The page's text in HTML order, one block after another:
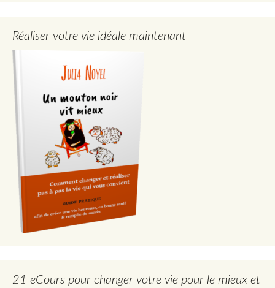
Réaliser votre vie idéale maintenant
21 eCours pour changer votre vie pour le mieux et